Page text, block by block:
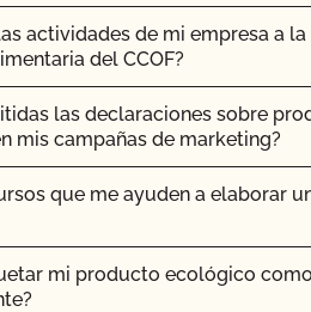
actividades de mi empresa a
del CCOF?
las declaraciones sobre
mis campañas de marketing?
que me ayuden a elaborar
mi producto ecológico
gestionados ecológicamente?
ya es orgánica y alimentada
que deba tener en cuenta para
Certificada Alimentada
las semillas orgánicas, los
comercial?